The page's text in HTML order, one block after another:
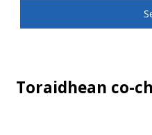
Toraidhean co-